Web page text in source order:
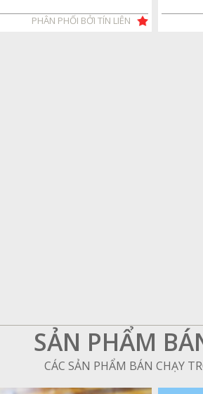
PHÂN PHỐI BỞI TÍN LIÊN
SẢN PHẨM
CÁC SẢN PHẨM BÁN CHẠY